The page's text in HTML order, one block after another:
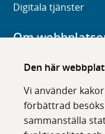
Den här
Vi använder
förbättrad
sammanställa
Digitala tjänster
Om
Om karolinska.se
Tillgänglighet
Om cookies